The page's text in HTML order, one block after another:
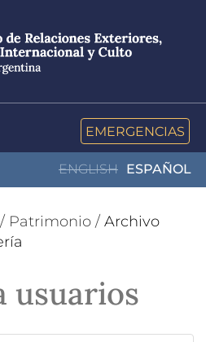
EMERGENCIAS
ENGLISH ESPAÑOL
/ Patrimonio / Archivo
usuarios